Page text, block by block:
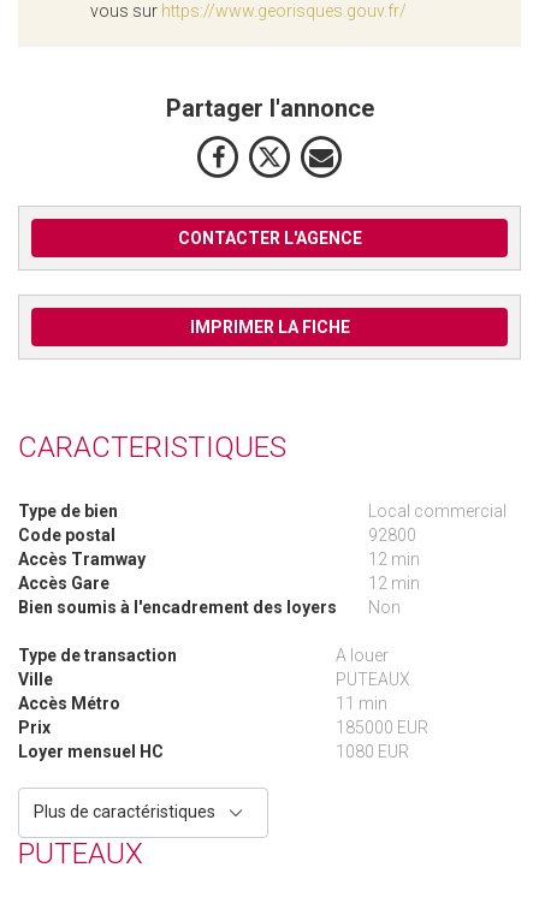
vous sur https://www.georisques.gouv.fr/
Partager l'annonce
CONTACTER L'AGENCE
IMPRIMER LA FICHE
CARACTERISTIQUES
Type de bien
Local commercial
Code postal
92800
Accès Tramway
12 min
Accès Gare
12 min
Bien soumis à l'encadrement des loyers
Non
Type de transaction
A louer
Ville
PUTEAUX
Accès Métro
11 min
Prix
185000 EUR
Loyer mensuel HC
1080 EUR
Plus de caractéristiques
PUTEAUX